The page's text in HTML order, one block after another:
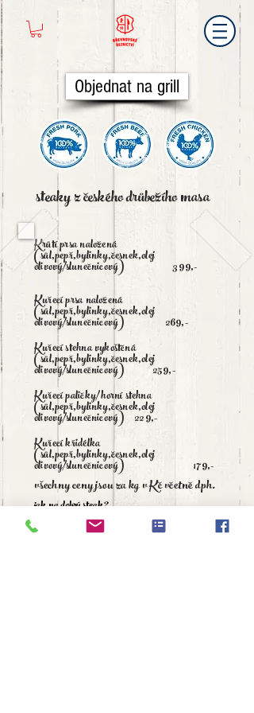
Objednat na grill
steaky z českého drůbežího masa
Krůtí prsa naložená
(sůl,pepř,bylinky,česnek,olej
olivový/slunečnicový) 399,-
Kuřecí prsa naložená
(sůl,pepř,bylinky,česnek,olej
olivový/slunečnicový) 269,-
Kuřecí stehna vykoštčná
(sůl,pepř,bylinky,česnek,olej
olivový/slunečnicový) 259,-
Kuřecí paličky/ horní stehna
(sůl,pepř,bylinky,česnek,olej
olivový/slunečnicový) 229,-
Kuřecí křidélka
(sůl,pepř,bylinky,česnek,olej
olivový/slunečnicový) 179,-
všechny ceny jsou za kg v Kč včetně dph.
jak na dobrý steak?
1, vyndejte maso z ledničky aspoň 1-2 hodiny před
přípravou, aby získalo pokojovou teplotu
2, pořádně rozpalte pánev/gril a maso na něj